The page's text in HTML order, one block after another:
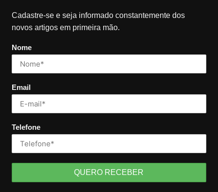
Cadastre-se e seja informado constantemente dos
novos artigos em primeira mão.
Nome
Email
Telefone